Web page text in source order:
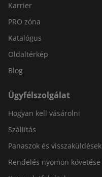
Karrier
PRO zóna
Katalógus
Oldaltérkép
Blog
Ügyfélszolgálat
Hogyan kell vásárolni
Szállítás
Panaszok és visszaküldések
Rendelés nyomon követése